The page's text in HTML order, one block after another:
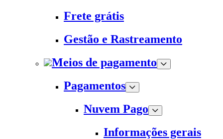
Frete grátis
Gestão e Rastreamento
Meios de pagamento
Pagamentos
Nuvem Pago
Informações gerais